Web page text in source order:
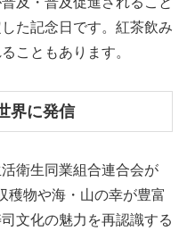
た記念日です。紅茶飲み
こともあります。
界に発信
衛生同業組合連合会が
穫物や海・山の幸が豊富
文化の魅力を再認識する